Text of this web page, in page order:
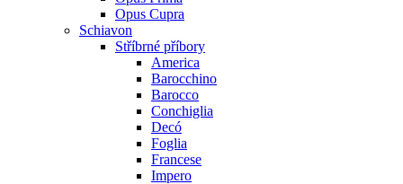
Opus Cupra
Schiavon
Stříbrné příbory
America
Barocchino
Barocco
Conchiglia
Decó
Foglia
Francese
Impero